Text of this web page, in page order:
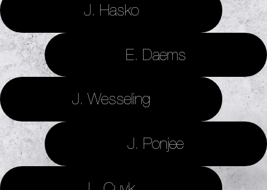
J. Hasko
E. Daems
J. Wesseling
J. Ponjee